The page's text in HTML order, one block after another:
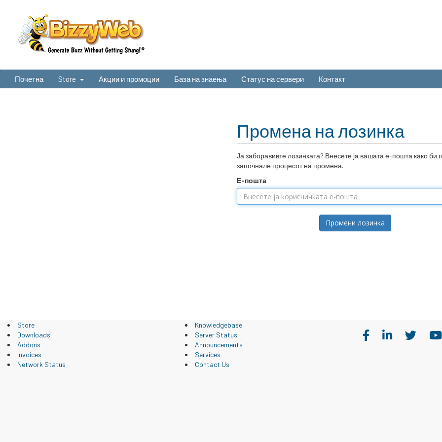
Почетна Store Акции и промоции База на знаења Статус на сервери Контакт
Промена на лозинка
Ја заборавивте лозинката? Внесете ја вашата е-пошта како би
започнале процесот на промена.
Е-пошта
Промени лозинка
Store
Downloads
Addons
Invoices
Network Status
Knowledgebase
Server Status
Announcements
Services
Contact Us